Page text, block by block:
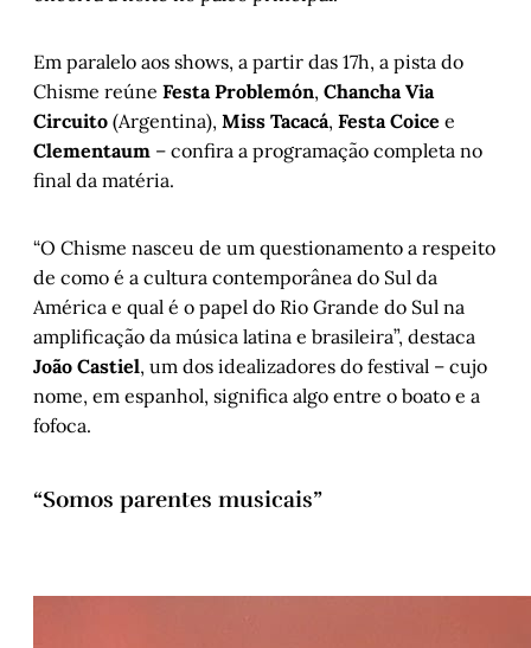
Em paralelo aos shows, a partir das 17h, a pista do
Chisme reúne Festa Problemón, Chancha Via
Circuito (Argentina), Miss Tacacá, Festa Coice e
Clementaum – confira a programação completa no
final da matéria.
“O Chisme nasceu de um questionamento a respeito
de como é a cultura contemporânea do Sul da
América e qual é o papel do Rio Grande do Sul na
amplificação da música latina e brasileira”, destaca
João Castiel, um dos idealizadores do festival – cujo
nome, em espanhol, significa algo entre o boato e a
fofoca.
“Somos parentes musicais”